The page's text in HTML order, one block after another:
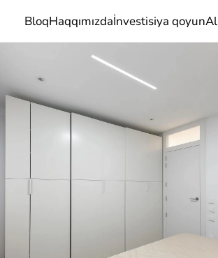
Al
İnvestisiya qoyun
Haqqımızda
Bloq